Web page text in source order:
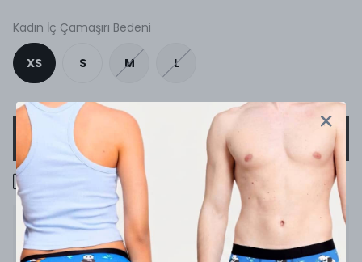
Kadın İç Çamaşırı Bedeni
XS S M L
SEPETE EKLE
1000 TL üzeri ücretsiz kargo
Ürün Açıklaması
Hayat sana lime verdiğinde kokteyl yap